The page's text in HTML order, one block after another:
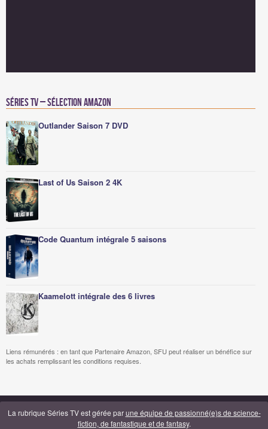
Séries TV – Sélection Amazon
Outlander Saison 7 DVD
Last of Us Saison 2 4K
Code Quantum intégrale 5 saisons
Kaamelott intégrale des 6 livres
Liens rémunérés : en tant que Partenaire Amazon, SFU peut réaliser un bénéfice sur
les achats remplissant les conditions requises.
La rubrique Séries TV est gérée parune équipe de passionné(e)s de science-
fiction, de fantastique et de fantasy.